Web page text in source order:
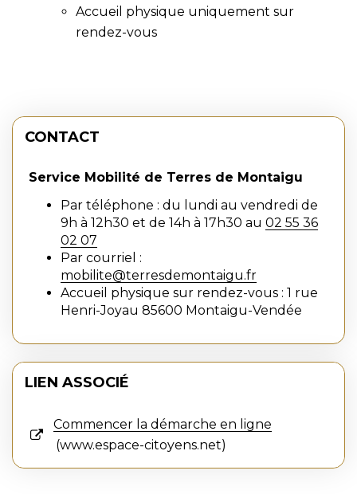
Accueil physique uniquement sur
rendez-vous
CONTACT
Service Mobilité de Terres de Montaigu
Par téléphone : du lundi au vendredi de
9h à 12h30 et de 14h à 17h30 au 02 55 36
02 07
Par courriel :
mobilite@terresdemontaigu.fr
Accueil physique sur rendez-vous : 1 rue
Henri-Joyau 85600 Montaigu-Vendée
LIEN ASSOCIÉ
Commencer la démarche en ligne
www.espace-citoyens.net